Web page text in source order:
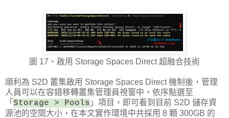
圖 17、啟用 Storage Spaces Direct 超融合技術
順利為 S2D 叢集啟用 Storage Spaces Direct 機制後，管理
人員可以在容錯移轉叢集管理員視窗中，依序點選至
「 Storage > Pools 」項目，即可看到目前 S2D 儲存資
源池的空間大小，在本文實作環境中共採用 8 顆 300GB 的